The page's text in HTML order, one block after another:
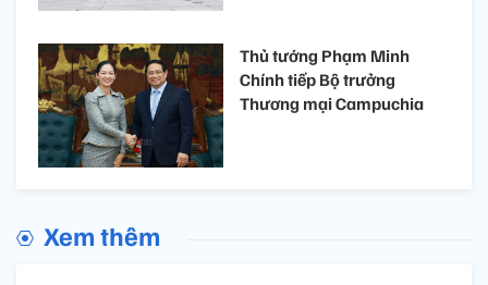
Thủ tướng Phạm Minh
Chính tiếp Bộ trưởng
Thương mại Campuchia
Xem thêm